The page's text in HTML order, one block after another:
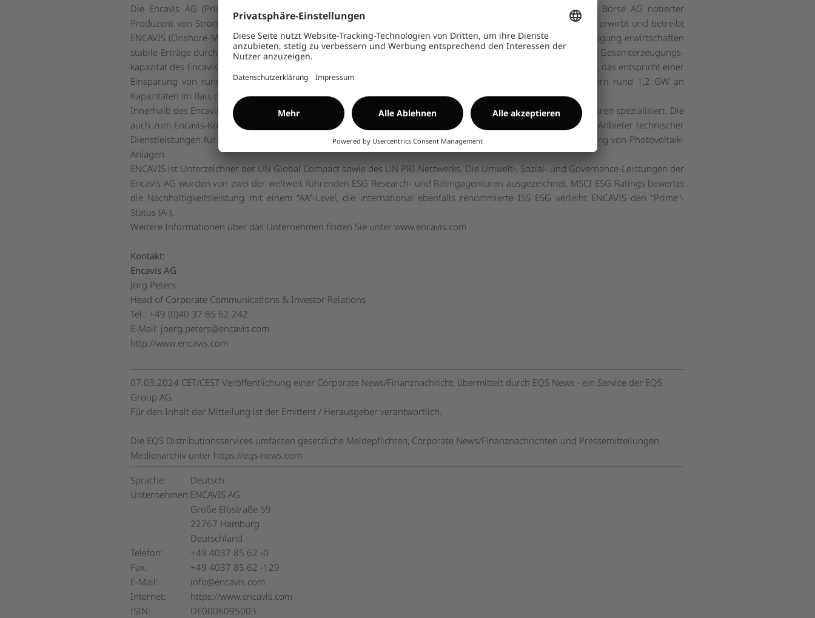
Die Encavis AG (Prime Standard; ISIN: DE0006095003; Börsenkürzel: ECV) ist ein im MDAX der Deutsche Börse AG notierter
Produzent von Strom aus Erneuerbaren Energien. Als einer der führenden unabhängigen Stromerzeuger (IPP) erwirbt und betreibt
ENCAVIS (Onshore-)Wind- und Solarparks in zwölf Ländern Europas. Die Anlagen zur nachhaltigen Energieerzeugung erwirtschaften
stabile Erträge durch garantierte Einspeisevergütungen (FIT) oder langfristige Stromabnahmeverträge (PPA). Die Gesamterzeugungs-
kapazität des Encavis-Konzerns beträgt aktuell rund 3,6 Gigawatt (GW), davon rund 2,2 GW durch die Encavis AG, das entspricht einer
Einsparung von rund 0,8 Millionen Tonnen CO pro Jahr allein durch die Encavis AG. Aktuell sind im Konzern rund 1,2 GW an
Kapazitäten im Bau, davon mehr als 800 MW im Eigenbestand.
Innerhalb des Encavis-Konzerns ist die Encavis Asset Management AG auf den Bereich der institutionellen Investoren spezialisiert. Die
auch zum Encavis-Konzern gehörende Stern Energy S.p.A. mit Hauptsitz in Parma, Italien, ist ein spezialisierter Anbieter technischer
Dienstleistungen für die europaweite Errichtung, den Betrieb, die Wartung sowie das Revamping und Repowering von Photovoltaik-
Anlagen.
ENCAVIS ist Unterzeichner der UN Global Compact sowie des UN PRI-Netzwerks. Die Umwelt-, Sozial- und Governance-Leistungen der
Encavis AG wurden von zwei der weltweit führenden ESG Research- und Ratingagenturen ausgezeichnet. MSCI ESG Ratings bewertet
die Nachhaltigkeitsleistung mit einem "AA"-Level, die international ebenfalls renommierte ISS ESG verleiht ENCAVIS den "Prime"-
Status (A-).
Weitere Informationen über das Unternehmen finden Sie unterwww.encavis.com
Kontakt:
Encavis AG
Jörg Peters
Head of Corporate Communications & Investor Relations
Tel.: +49 (0)40 37 85 62 242
E-Mail: joerg.peters@encavis.com
http://www.encavis.com
07.03.2024 CET/CEST Veröffentlichung einer Corporate News/Finanznachricht, übermittelt durch EQS News - ein Service der EQS
Group AG.
Für den Inhalt der Mitteilung ist der Emittent / Herausgeber verantwortlich.
Die EQS Distributionsservices umfassen gesetzliche Meldepflichten, Corporate News/Finanznachrichten und Pressemitteilungen.
Medienarchiv unter https://eqs-news.com
Sprache:
Deutsch
Unternehmen:ENCAVIS AG
Große Elbstraße 59
22767 Hamburg
Deutschland
Telefon:
+49 4037 85 62 -0
Fax:
+49 4037 85 62 -129
E-Mail:
info@encavis.com
Internet:
https://www.encavis.com
ISIN:
DE0006095003